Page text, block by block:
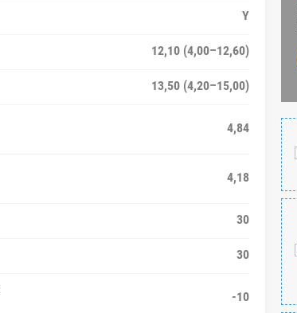
Y
12,10 (4,00–12,60)
13,50 (4,20–15,00)
4,84
4,18
30
30
-10